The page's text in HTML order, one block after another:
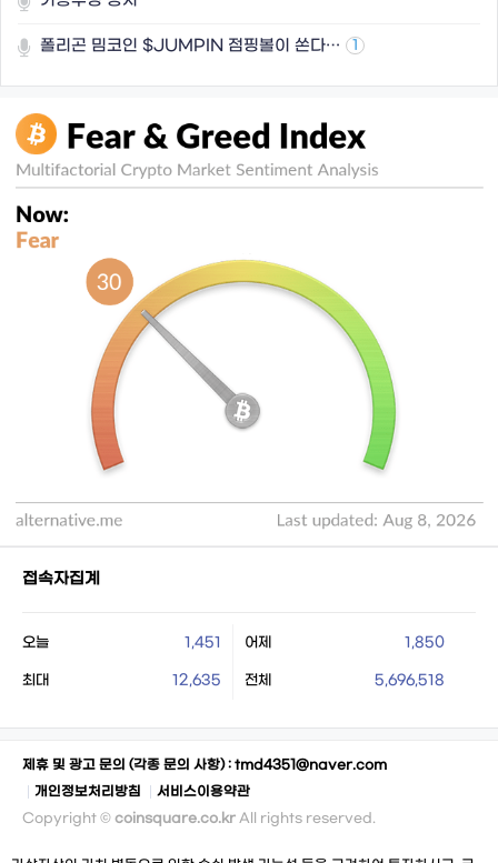
폴리곤 밈코인 $JUMPIN 점핑볼이 쏜다… 1
접속자집계
오늘 1,451 어제 1,850
최대 12,635 전체 5,696,518
제휴 및 광고 문의 (각종 문의 사항) : tmd4351@naver.com
개인정보처리방침
서비스이용약관
Copyright © coinsquare.co.kr All rights reserved.